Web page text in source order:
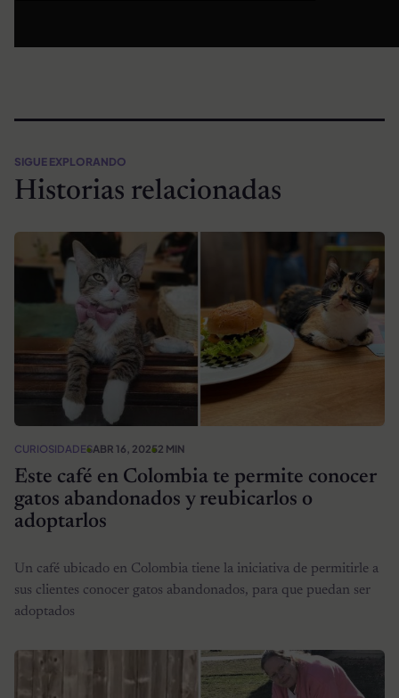
SIGUE EXPLORANDO
Historias relacionadas
CURIOSIDADESABR 16, 20252 MIN
Este café en Colombia te permite conocer
gatos abandonados y reubicarlos o
adoptarlos
Un café ubicado en Colombia tiene la iniciativa de permitirle a
sus clientes conocer gatos abandonados, para que puedan ser
adoptados